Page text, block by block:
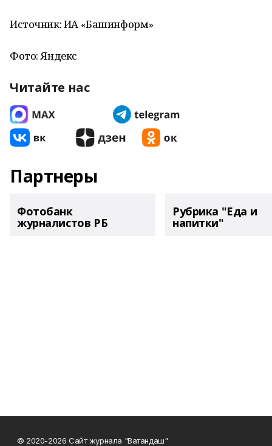
Источник: ИА «Башинформ»
Фото: Яндекс
Читайте нас
Партнеры
Фотобанк
журналистов РБ
Рубрика "Еда и
напитки"
© 2020-2026 Сайт журнала "Ватандаш"